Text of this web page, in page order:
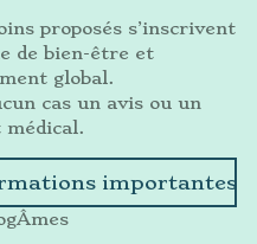
proposés s’inscrivent
de bien-être et
global.
cas un avis ou un
importantes